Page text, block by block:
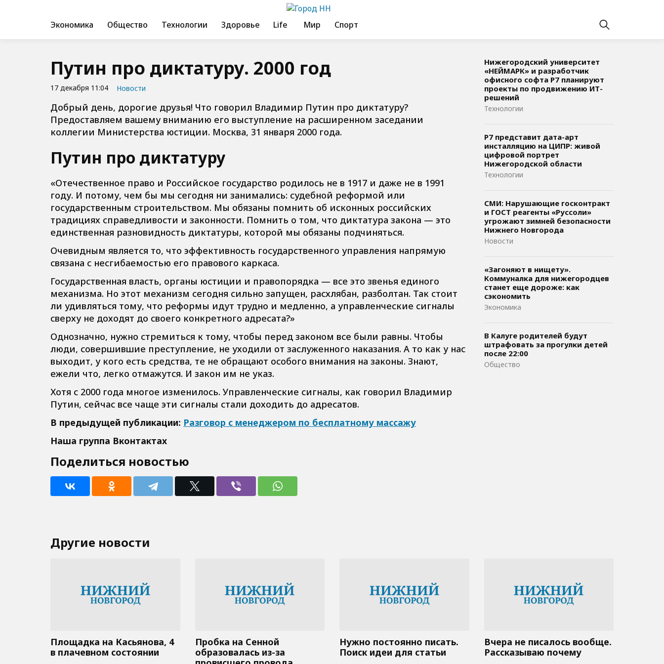
Экономика Общество Технологии Здоровье Life Мир Спорт
Путин про диктатуру. 2000 год
17 декабря 11:04 Новости
Добрый день, дорогие друзья! Что говорил Владимир Путин про диктатуру?
Предоставляем вашему вниманию его выступление на расширенном заседании
коллегии Министерства юстиции. Москва, 31 января 2000 года.
Путин про диктатуру
«Отечественное право и Российское государство родилось не в 1917 и даже не в 1991
году. И потому, чем бы мы сегодня ни занимались: судебной реформой или
государственным строительством. Мы обязаны помнить об исконных российских
традициях справедливости и законности. Помнить о том, что диктатура закона — это
единственная разновидность диктатуры, которой мы обязаны подчиняться.
Очевидным является то, что эффективность государственного управления напрямую
связана с несгибаемостью его правового каркаса.
Государственная власть, органы юстиции и правопорядка — все это звенья единого
механизма. Но этот механизм сегодня сильно запущен, расхлябан, разболтан. Так стоит
ли удивляться тому, что реформы идут трудно и медленно, а управленческие сигналы
сверху не доходят до своего конкретного адресата?»
Однозначно, нужно стремиться к тому, чтобы перед законом все были равны. Чтобы
люди, совершившие преступление, не уходили от заслуженного наказания. А то как у нас
выходит, у кого есть средства, те не обращают особого внимания на законы. Знают,
ежели что, легко отмажутся. И закон им не указ.
Хотя с 2000 года многое изменилось. Управленческие сигналы, как говорил Владимир
Путин, сейчас все чаще эти сигналы стали доходить до адресатов.
В предыдущей публикации: Разговор с менеджером по бесплатному массажу
Наша группа Вконтактах
Поделиться новостью
Нижегородский университет
«НЕЙМАРК» и разработчик
офисного софта P7 планируют
проекты по продвижению ИТ-
решений
Технологии
Р7 представит дата-арт
инсталляцию на ЦИПР: живой
цифровой портрет
Нижегородской области
Технологии
СМИ: Нарушающие госконтракт
и ГОСТ реагенты «Руссоли»
угрожают зимней безопасности
Нижнего Новгорода
Новости
«Загоняют в нищету».
Коммуналка для нижегородцев
станет еще дороже: как
сэкономить
Экономика
В Калуге родителей будут
штрафовать за прогулки детей
после 22:00
Общество
Другие новости
Площадка на Касьянова, 4
в плачевном состоянии
Пробка на Сенной
образовалась из-за
Нужно постоянно писать.
Поиск идеи для статьи
Вчера не писалось вообще.
Рассказываю почему